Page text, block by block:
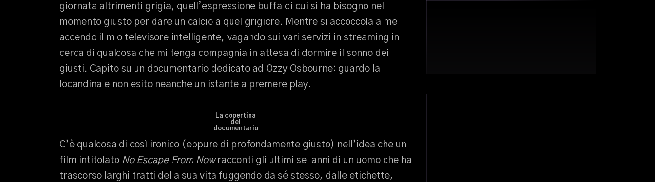
giornata altrimenti grigia, quell’espressione buffa di cui si ha bisogno nel
momento giusto per dare un calcio a quel grigiore. Mentre si accoccola a me
accendo il mio televisore intelligente, vagando sui vari servizi in streaming in
cerca di qualcosa che mi tenga compagnia in attesa di dormire il sonno dei
giusti. Capito su un documentario dedicato ad Ozzy Osbourne: guardo la
locandina e non esito neanche un istante a premere play.
La copertina
del
documentario
C’è qualcosa di così ironico (eppure di profondamente giusto) nell’idea che un
film intitolato No Escape From Nowracconti gli ultimi sei anni di un uomo che ha
trascorso larghi tratti della sua vita fuggendo da sé stesso, dalle etichette,